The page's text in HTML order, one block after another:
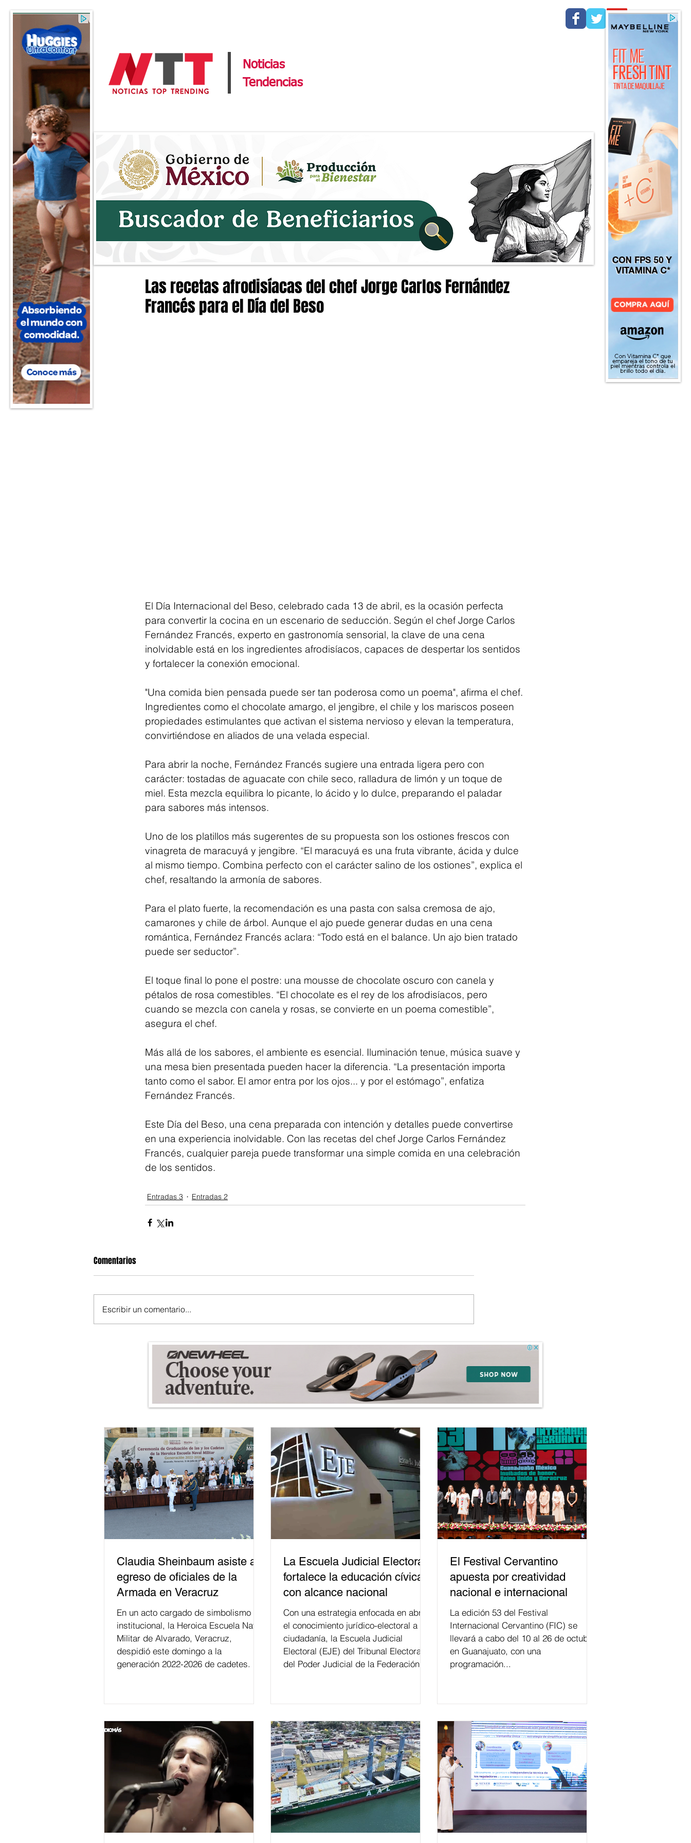
Noticias
Tendencias
Las recetas afrodisíacas del chef Jorge Carlos Fernández
Francés para el Día del Beso
El Día Internacional del Beso, celebrado cada 13 de abril, es la ocasión perfecta
para convertir la cocina en un escenario de seducción. Según el chef Jorge Carlos
Fernández Francés, experto en gastronomía sensorial, la clave de una cena
inolvidable está en los ingredientes afrodisíacos, capaces de despertar los sentidos
y fortalecer la conexión emocional.
"Una comida bien pensada puede ser tan poderosa como un poema", afirma el chef.
Ingredientes como el chocolate amargo, el jengibre, el chile y los mariscos poseen
propiedades estimulantes que activan el sistema nervioso y elevan la temperatura,
convirtiéndose en aliados de una velada especial.
Para abrir la noche, Fernández Francés sugiere una entrada ligera pero con
carácter: tostadas de aguacate con chile seco, ralladura de limón y un toque de
miel. Esta mezcla equilibra lo picante, lo ácido y lo dulce, preparando el paladar
para sabores más intensos.
Uno de los platillos más sugerentes de su propuesta son los ostiones frescos con
vinagreta de maracuyá y jengibre. “El maracuyá es una fruta vibrante, ácida y dulce
al mismo tiempo. Combina perfecto con el carácter salino de los ostiones”, explica el
chef, resaltando la armonía de sabores.
Para el plato fuerte, la recomendación es una pasta con salsa cremosa de ajo,
camarones y chile de árbol. Aunque el ajo puede generar dudas en una cena
romántica, Fernández Francés aclara: “Todo está en el balance. Un ajo bien tratado
puede ser seductor”.
El toque final lo pone el postre: una mousse de chocolate oscuro con canela y
pétalos de rosa comestibles. “El chocolate es el rey de los afrodisíacos, pero
cuando se mezcla con canela y rosas, se convierte en un poema comestible”,
asegura el chef.
Más allá de los sabores, el ambiente es esencial. Iluminación tenue, música suave y
una mesa bien presentada pueden hacer la diferencia. “La presentación importa
tanto como el sabor. El amor entra por los ojos... y por el estómago”, enfatiza
Fernández Francés.
Este Día del Beso, una cena preparada con intención y detalles puede convertirse
en una experiencia inolvidable. Con las recetas del chef Jorge Carlos Fernández
Francés, cualquier pareja puede transformar una simple comida en una celebración
de los sentidos.
Entradas 3 Entradas 2
Comentarios
Escribir un comentario...
Claudia Sheinbaum asiste a
egreso de oficiales de la
Armada en Veracruz
En un acto cargado de simbolismo
institucional, la Heroica Escuela Naval
Militar de Alvarado, Veracruz,
despidió este domingo a la
generación 2022-2026 de cadetes.
La Escuela Judicial Electoral
fortalece la educación cívica
con alcance nacional
Con una estrategia enfocada en abrir
el conocimiento jurídico-electoral a la
ciudadanía, la Escuela Judicial
Electoral (EJE) del Tribunal Electoral
del Poder Judicial de la Federación ha
relacionados con la democracia y el
del papel que ha asumido la EJE en la
difusión de la justicia electoral como
un bien público. La mayor parte de las
personas capacitadas no forma
El Festival Cervantino
apuesta por creatividad
nacional e internacional
La edición 53 del Festival
Internacional Cervantino (FIC) se
llevará a cabo del 10 al 26 de octubre
en Guanajuato, con una
programación...